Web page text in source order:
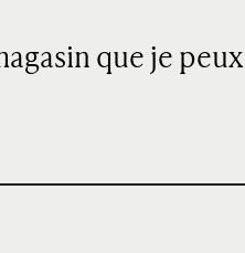
que je peux